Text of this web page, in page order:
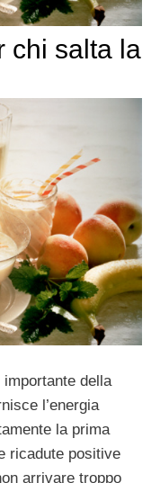
chi salta la
della
l’energia
la prima
ricadute positive
arrivare troppo